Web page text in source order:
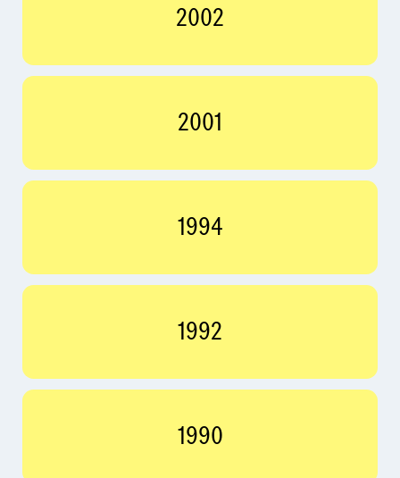
2002
2001
1994
1992
1990